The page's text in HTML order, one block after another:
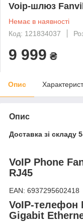
Voip-шлюз
Немає в наявності
Код: 121834037
9 999 ₴
Опис
Опис
Доставка зі складу
VoIP Phone
RJ45
EAN: 6937295602418
VoIP-телефон
Gigabit